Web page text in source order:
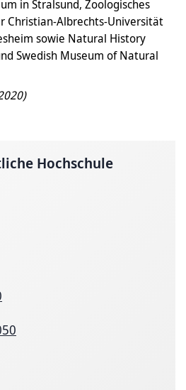
in Stralsund, Zoologisches
Christian-Albrechts-Universität
sowie Natural History
Swedish Museum of Natural
Hochschule